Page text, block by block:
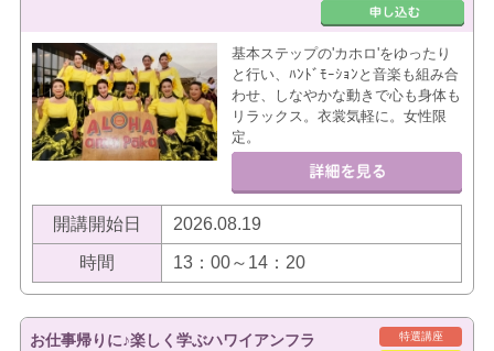
基本ステップの'カホロ'をゆったり
と行い、ﾊﾝﾄﾞﾓｰｼｮﾝと音楽も組み合
わせ、しなやかな動きで心も身体も
リラックス。衣裳気軽に。女性限
定。
開講開始日 2026.08.19
時間 13：00～14：20
特選講座
お仕事帰りに♪楽しく学ぶハワイアンフラ